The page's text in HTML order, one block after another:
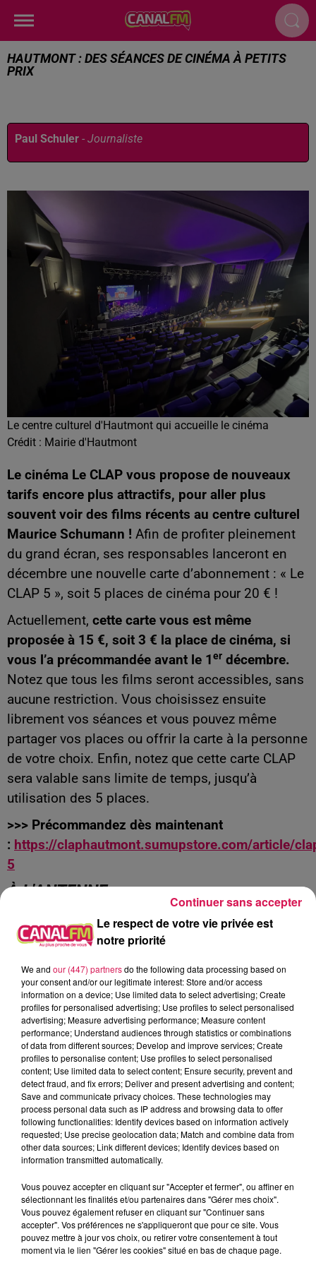
HAUTMONT : DES SÉANCES DE CINÉMA À PETITS
PRIX
Paul Schuler - Journaliste
Le centre culturel d'Hautmont qui accueille le cinéma
Crédit : Mairie d'Hautmont
Le cinéma Le CLAP vous propose de nouveaux
tarifs encore plus attractifs, pour aller plus
souvent voir des films récents au centre culturel
Maurice Schumann ! Afin de profiter pleinement
du grand écran, ses responsables lanceront en
décembre une nouvelle carte d’abonnement : « Le
CLAP 5 », soit 5 places de cinéma pour 20 € !
Actuellement, cette carte vous est même
proposée à 15 €, soit 3 € la place de cinéma, si
vous l’a précommandée avant le 1 er décembre.
Notez que tous les films seront accessibles, sans
aucune restriction. Vous choisissez ensuite
librement vos séances et vous pouvez même
partager vos places ou offrir la carte à la personne
de votre choix. Enfin, notez que cette carte CLAP
sera valable sans limite de temps, jusqu’à
utilisation des 5 places.
>>> Précommandez dès maintenant
: https://claphautmont.sumupstore.com/article/
5
À L'ANTENNE
13h00 - 16h00
Les hits de Canal FM
15h40
15h40 15h37
15h37 15h32
15h32
Le respect de votre vie privée est
notre priorité
We and our (447) partnersdo the following data processing based on
your consent and/or our legitimate interest: Store and/or access
information on a device; Use limited data to select advertising; Create
profiles for personalised advertising; Use profiles to select personalised
advertising; Measure advertising performance; Measure content
performance; Understand audiences through statistics or combinations
of data from different sources; Develop and improve services; Create
profiles to personalise content; Use profiles to select personalised
content; Use limited data to select content; Ensure security, prevent and
detect fraud, and fix errors; Deliver and present advertising and content;
Save and communicate privacy choices. These technologies may
process personal data such as IP address and browsing data to offer
following functionalities: Identify devices based on information actively
requested; Use precise geolocation data; Match and combine data from
other data sources; Link different devices; Identify devices based on
information transmitted automatically.
Vous pouvez accepter en cliquant sur "Accepter et fermer", ou affiner en
sélectionnant les finalités et/ou partenaires dans "Gérer mes choix".
Vous pouvez également refuser en cliquant sur "Continuer sans
accepter". Vos préférences ne s'appliqueront que pour ce site. Vous
pouvez mettre à jour vos choix, ou retirer votre consentement à tout
moment via le lien "Gérer les cookies" situé en bas de chaque page.
Continuer sans accepter